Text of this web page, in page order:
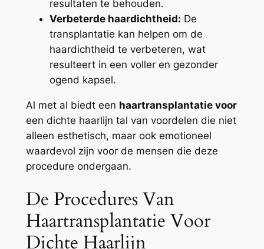
resultaten te behouden.
Verbeterde haardichtheid: De
transplantatie kan helpen om de
haardichtheid te verbeteren, wat
resulteert in een voller en gezonder
ogend kapsel.
Al met al biedt een haartransplantatie voor
een dichte haarlijn tal van voordelen die niet
alleen esthetisch, maar ook emotioneel
waardevol zijn voor de mensen die deze
procedure ondergaan.
De Procedures Van
Haartransplantatie Voor
Dichte Haarlijn